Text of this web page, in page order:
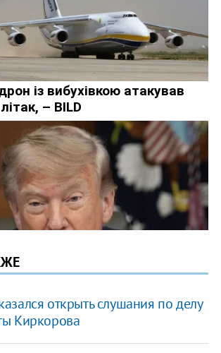
открыть слушания по делу
Киркорова